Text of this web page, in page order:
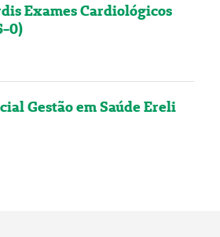
Exames Cardiológicos
0)
Gestão em Saúde Ereli